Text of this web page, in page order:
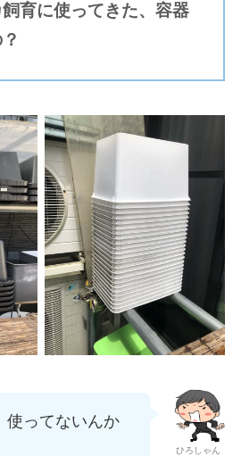
育に使ってきた、容器
ひろしゃん
使ってないんか